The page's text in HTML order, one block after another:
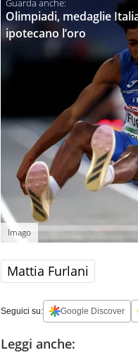
Olimpiadi, medaglie
ipotecano l’oro
Imago
Mattia Furlani
Seguici su: Google Discover
Leggi anche: